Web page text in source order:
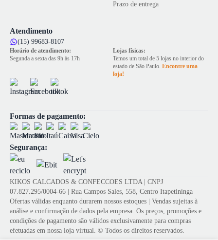
Prazo de entrega
Atendimento
(15) 99683-8107
Horário de atendimento:
Segunda a sexta das 9h às 17h
Lojas físicas:
Temos um total de 5 lojas no interior do
estado de São Paulo. Encontre uma
loja!
Formas de pagamento:
Segurança:
KIKOS CALCADOS & CONFECCOES LTDA | CNPJ
07.827.295/0004-66 | Rua Campos Sales, 558, Centro Itapetininga
Ofertas válidas enquanto durarem nossos estoques | Vendas sujeitas à
análise e confirmação de dados pela empresa. Os preços, promoções e
condições de pagamento são válidos exclusivamente para compras
efetuadas em nossa loja virtual. © Todos os direitos reservados.